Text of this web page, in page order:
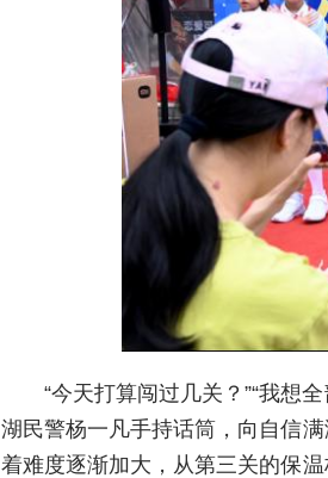
“今天打算闯过几关？”“我想
湖民警杨一凡手持话筒，向自信
着难度逐渐加大，从第三关的保